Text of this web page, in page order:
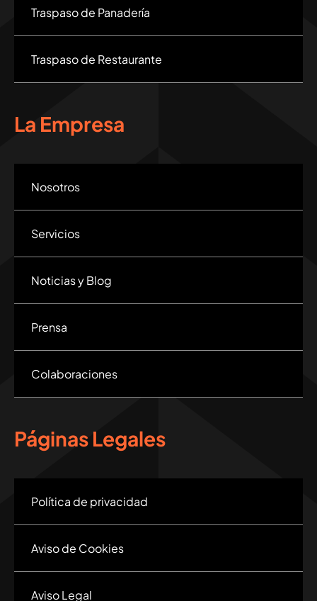
Traspaso de Panadería
Traspaso de Restaurante
La Empresa
Nosotros
Servicios
Noticias y Blog
Prensa
Colaboraciones
Páginas Legales
Política de privacidad
Aviso de Cookies
Aviso Legal